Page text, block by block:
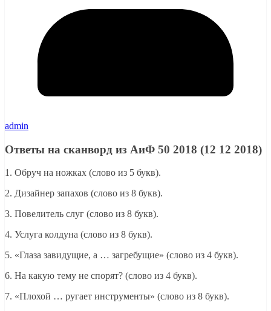
admin
Ответы на сканворд из АиФ 50 2018 (12 12 2018)
1. Обруч на ножках (слово из 5 букв).
2. Дизайнер запахов (слово из 8 букв).
3. Повелитель слуг (слово из 8 букв).
4. Услуга колдуна (слово из 8 букв).
5. «Глаза завидущие, а … загребущие» (слово из 4 букв).
6. На какую тему не спорят? (слово из 4 букв).
7. «Плохой … ругает инструменты» (слово из 8 букв).